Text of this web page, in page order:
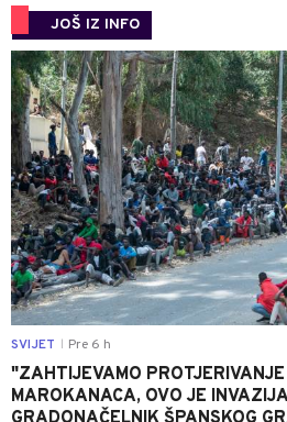
JOŠ IZ INFO
SVIJET Pre 6 h
"ZAHTIJEVAMO PROTJERIVANJE
MAROKANACA, OVO JE